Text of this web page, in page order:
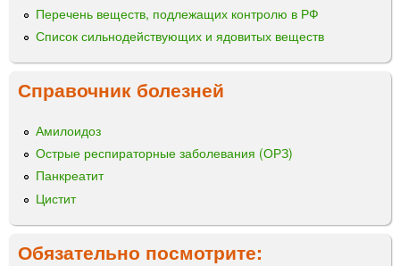
Перечень веществ, подлежащих контролю в РФ
Список сильнодействующих и ядовитых веществ
Справочник болезней
Амилоидоз
Острые респираторные заболевания (ОРЗ)
Панкреатит
Цистит
Обязательно посмотрите: